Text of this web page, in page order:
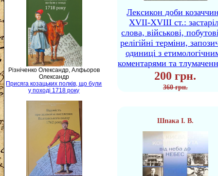
Різніченко Олександр, Алфьоров
Олександр
Присяга козацьких полків, що були
у поході 1718 року
Лексикон доби
XVII-XVIII ст.:
слова, військові,
релігійні терміни,
одиниці з
коментарями та
200 грн.
360 грн.
Шпака І. В.